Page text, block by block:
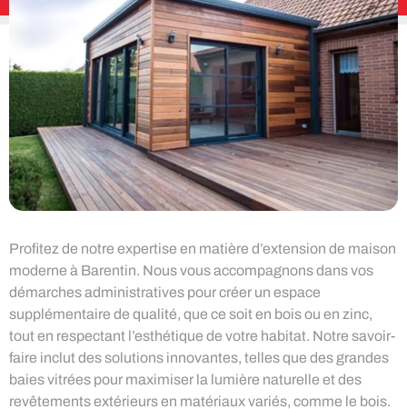
Profitez de notre expertise en matière d’extension de maison
moderne à Barentin. Nous vous accompagnons dans vos
démarches administratives pour créer un espace
supplémentaire de qualité, que ce soit en bois ou en zinc,
tout en respectant l’esthétique de votre habitat. Notre savoir-
faire inclut des solutions innovantes, telles que des grandes
baies vitrées pour maximiser la lumière naturelle et des
revêtements extérieurs en matériaux variés, comme le bois.